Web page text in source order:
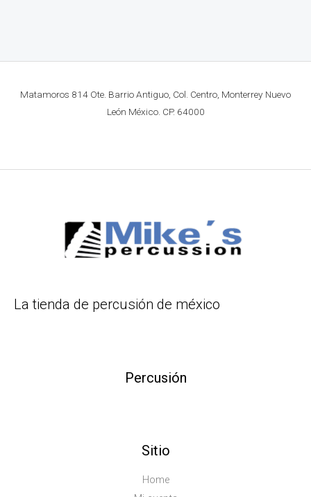
Matamoros 814 Ote. Barrio Antiguo, Col. Centro, Monterrey Nuevo
León México. CP. 64000
La tienda de percusión de méxico
Percusión
Sitio
Home